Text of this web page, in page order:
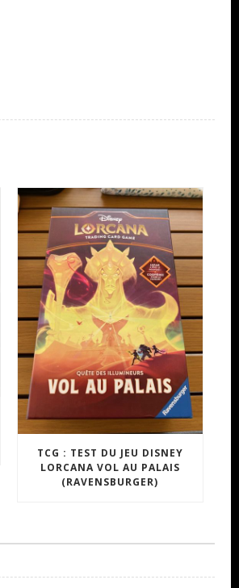
TCG : TEST DU JEU DISNEY
LORCANA VOL AU PALAIS
(RAVENSBURGER)